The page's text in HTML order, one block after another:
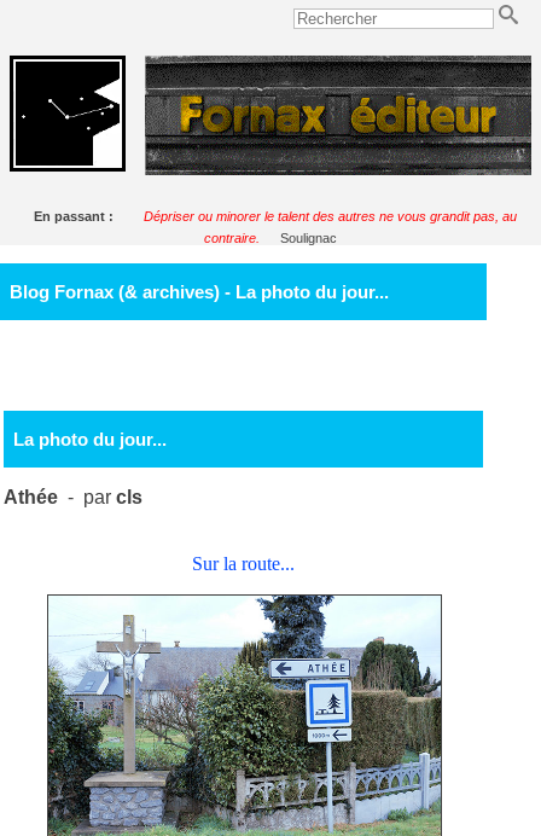
En passant :
Dépriser ou minorer le talent des autres ne vous grandit pas, au
contraire.
Soulignac
Blog Fornax (& archives) - La photo du jour...
La photo du jour...
Athée - parcls
Sur la route...